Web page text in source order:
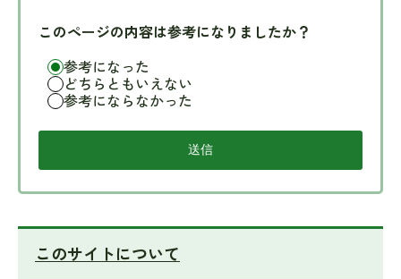
このページの内容は参考になりましたか？
参考になった
どちらともいえない
参考にならなかった
このサイトについて